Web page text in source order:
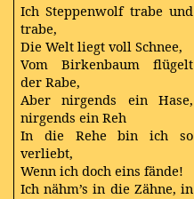
Ich Steppenwolf trabe und
trabe,
Die Welt liegt voll Schnee,
Vom Birkenbaum flügelt
der Rabe,
Aber nirgends ein Hase,
nirgends ein Reh
In die Rehe bin ich so
verliebt,
Wenn ich doch eins fände!
Ich nähm’s in die Zähne, in